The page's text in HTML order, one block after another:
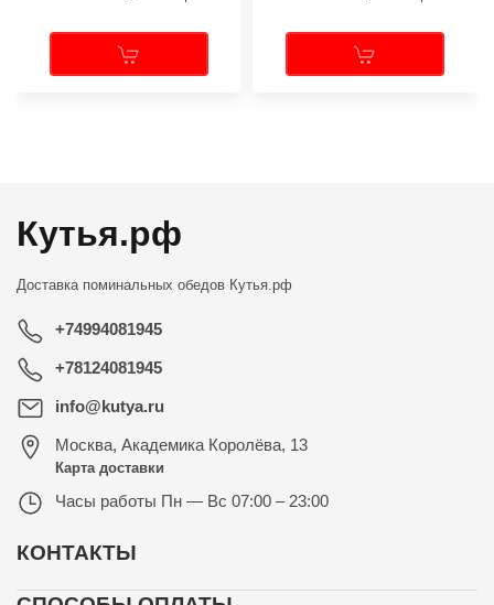
Кутья.рф
Доставка поминальных обедов Кутья.рф
+74994081945
+78124081945
info@kutya.ru
Москва, Академика Королёва, 13
Карта доставки
Часы работы Пн — Вс 07:00 – 23:00
КОНТАКТЫ